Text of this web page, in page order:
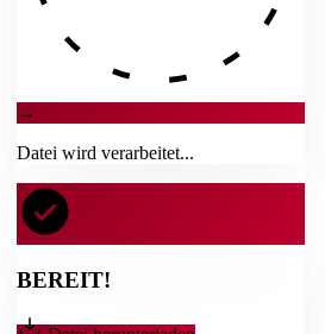
→
Datei wird verarbeitet...
BEREIT!